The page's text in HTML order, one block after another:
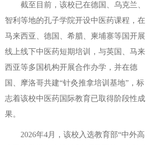
截至目前，该校已在德国、乌克兰、
智利等地的孔子学院开设中医药课程，在
马来西亚、德国、希腊、柬埔寨等国开展
线上线下中医药短期培训，与英国、马来
西亚等多国机构开展合作办学，并在德
国、摩洛哥共建“针灸推拿培训基地”，标
志着该校中医药国际教育已取得阶段性成
果。
2026年4月，该校入选教育部“中外高